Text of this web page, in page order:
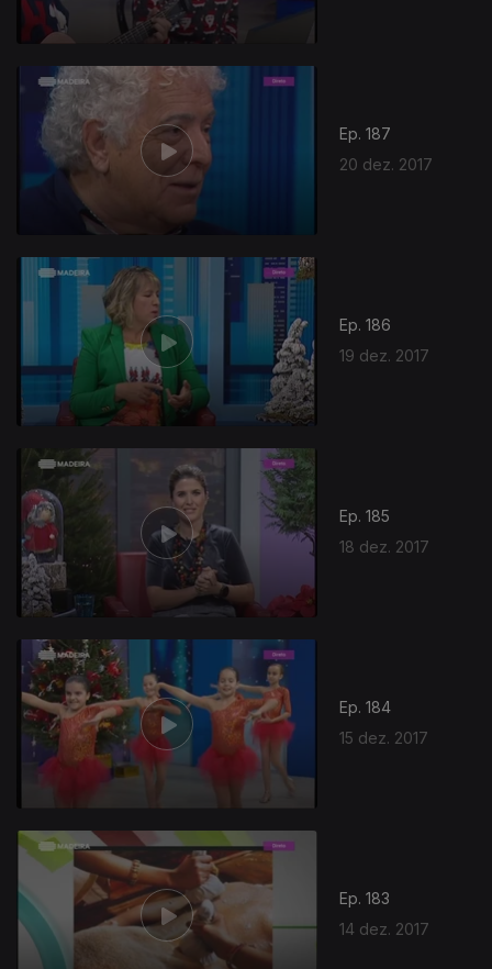
Ep. 187
20 dez. 2017
Ep. 186
19 dez. 2017
Ep. 185
18 dez. 2017
Ep. 184
15 dez. 2017
Ep. 183
14 dez. 2017